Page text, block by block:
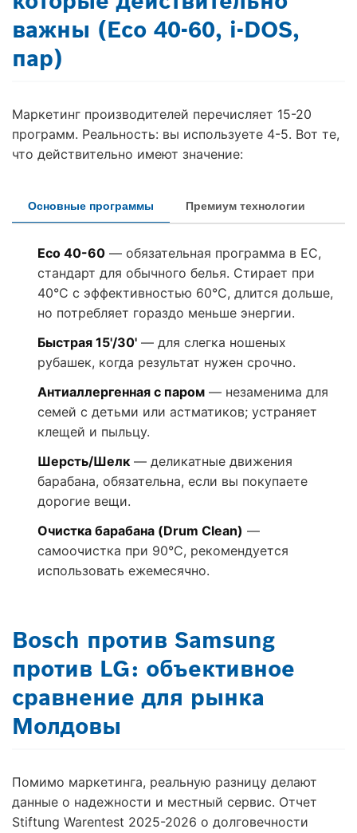
важны (Eco 40-60, i-DOS,
пар)
Маркетинг производителей перечисляет 15-20
программ. Реальность: вы используете 4-5. Вот те,
что действительно имеют значение:
Основные программы Премиум технологии
Eco 40-60 — обязательная программа в ЕС,
стандарт для обычного белья. Стирает при
40°C с эффективностью 60°C, длится дольше,
но потребляет гораздо меньше энергии.
Быстрая 15'/30' — для слегка ношеных
рубашек, когда результат нужен срочно.
Антиаллергенная с паром — незаменима для
семей с детьми или астматиков; устраняет
клещей и пыльцу.
Шерсть/Шелк — деликатные движения
барабана, обязательна, если вы покупаете
дорогие вещи.
Очистка барабана (Drum Clean) —
самоочистка при 90°C, рекомендуется
использовать ежемесячно.
Bosch против Samsung
против LG: объективное
сравнение для рынка
Молдовы
Помимо маркетинга, реальную разницу делают
данные о надежности и местный сервис. Отчет
Stiftung Warentest 2025-2026 о долговечности